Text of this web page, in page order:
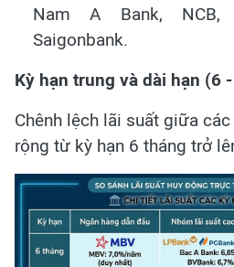
Nam A Bank, NCB,
Saigonbank.
Kỳ hạn trung và dài hạn (6
Chênh lệch lãi suất giữa
rộng từ kỳ hạn 6 tháng trở